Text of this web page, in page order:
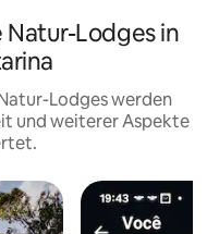
Lodges in
Lodges werden
und weiterer Aspekte